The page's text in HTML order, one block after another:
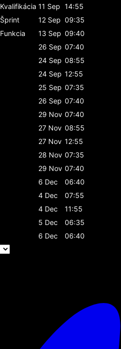
Kvalifikácia 11 Sep 14:55
Šprint 12 Sep 09:35
Funkcia 13 Sep 09:40
26 Sep 07:40
24 Sep 08:55
24 Sep 12:55
25 Sep 07:35
26 Sep 07:40
29 Nov 07:40
27 Nov 08:55
27 Nov 12:55
28 Nov 07:35
29 Nov 07:40
6 Dec
06:40
4 Dec
07:55
4 Dec
11:55
5 Dec
06:35
6 Dec
06:40